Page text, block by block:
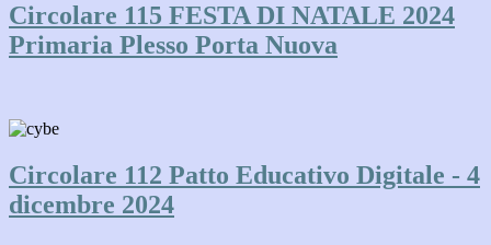
Circolare 115 FESTA DI NATALE 2024
Primaria Plesso Porta Nuova
Circolare 112 Patto Educativo Digitale - 4
dicembre 2024